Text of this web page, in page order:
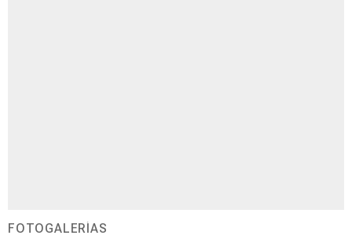
FOTOGALERÍAS